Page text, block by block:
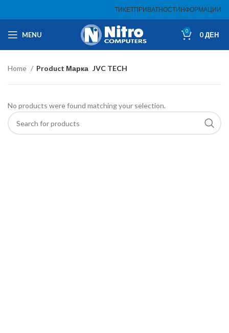
ТИКЕТПРИВАТНОСТИНФОРМАЦИИ
MENU 0 0ДЕН
Home Product Марка JVC TECH
No products were found matching your selection.